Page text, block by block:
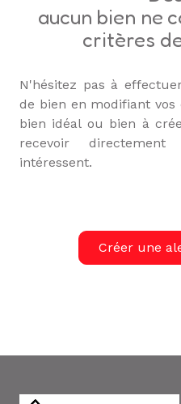
aucun bien ne
critères
N'hésitez pas à
de bien en modifiant
bien idéal ou bien à
recevoir
intéressent.
Créer une